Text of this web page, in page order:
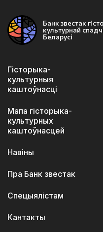
Банк звестак
культурнай
Беларусі
Гісторыка-
культурныя
каштоўнасці
Мапа гісторыка-
культурных
каштоўнасцей
Навіны
Пра Банк звестак
Спецыялістам
Кантакты